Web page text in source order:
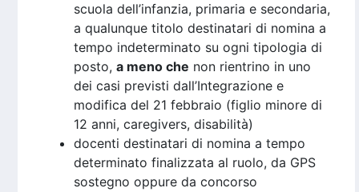
scuola dell’infanzia, primaria e secondaria,
a qualunque titolo destinatari di nomina a
tempo indeterminato su ogni tipologia di
posto, a meno che non rientrino in uno
dei casi previsti dall’Integrazione e
modifica del 21 febbraio (figlio minore di
12 anni, caregivers, disabilità)
docenti destinatari di nomina a tempo
determinato finalizzata al ruolo, da GPS
sostegno oppure da concorso